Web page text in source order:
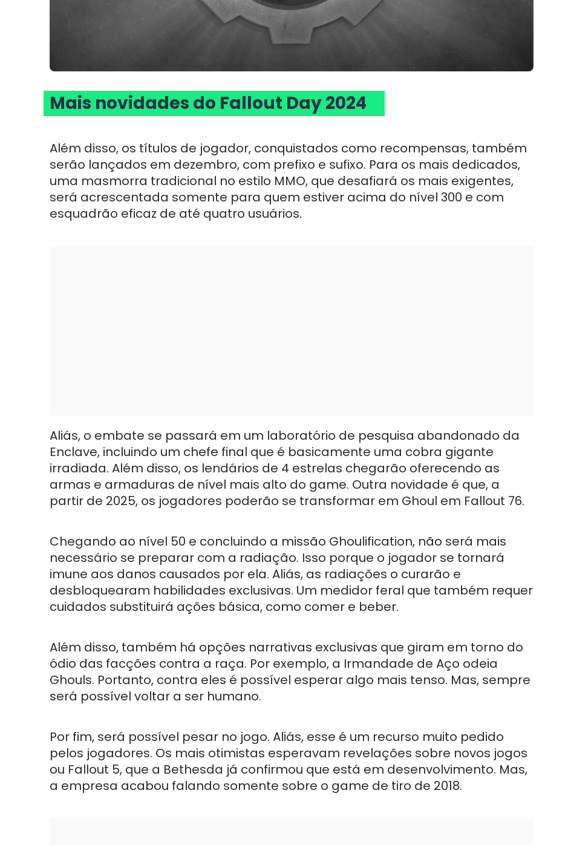
Mais novidades do Fallout Day 2024
Além disso, os títulos de jogador, conquistados como recompensas, também
serão lançados em dezembro, com prefixo e sufixo. Para os mais dedicados,
uma masmorra tradicional no estilo MMO, que desafiará os mais exigentes,
será acrescentada somente para quem estiver acima do nível 300 e com
esquadrão eficaz de até quatro usuários.
Aliás, o embate se passará em um laboratório de pesquisa abandonado da
Enclave, incluindo um chefe final que é basicamente uma cobra gigante
irradiada. Além disso, os lendários de 4 estrelas chegarão oferecendo as
armas e armaduras de nível mais alto do game. Outra novidade é que, a
partir de 2025, os jogadores poderão se transformar em Ghoul em Fallout 76.
Chegando ao nível 50 e concluindo a missão Ghoulification, não será mais
necessário se preparar com a radiação. Isso porque o jogador se tornará
imune aos danos causados por ela. Aliás, as radiações o curarão e
desbloquearam habilidades exclusivas. Um medidor feral que também requer
cuidados substituirá ações básica, como comer e beber.
Além disso, também há opções narrativas exclusivas que giram em torno do
ódio das facções contra a raça. Por exemplo, a Irmandade de Aço odeia
Ghouls. Portanto, contra eles é possível esperar algo mais tenso. Mas, sempre
será possível voltar a ser humano.
Por fim, será possível pesar no jogo. Aliás, esse é um recurso muito pedido
pelos jogadores. Os mais otimistas esperavam revelações sobre novos jogos
ou Fallout 5, que a Bethesda já confirmou que está em desenvolvimento. Mas,
a empresa acabou falando somente sobre o game de tiro de 2018.